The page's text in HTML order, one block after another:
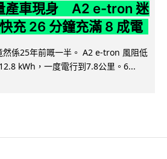
產車現身 A2 e-tron 迷
充 26 分鐘充滿 8 成電
係25年前嘅一半。 A2 e-tron 風阻低
kWh，一度電行到7.8公里。6...